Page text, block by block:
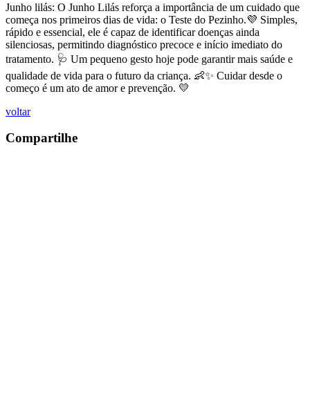
Junho lilás: O Junho Lilás reforça a importância de um cuidado que
começa nos primeiros dias de vida: o Teste do Pezinho.💜 Simples,
rápido e essencial, ele é capaz de identificar doenças ainda
silenciosas, permitindo diagnóstico precoce e início imediato do
tratamento. 🩺 Um pequeno gesto hoje pode garantir mais saúde e
qualidade de vida para o futuro da criança. 👶✨ Cuidar desde o
começo é um ato de amor e prevenção. 💛
voltar
Compartilhe